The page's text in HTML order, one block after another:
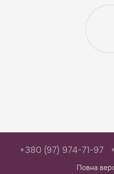
+380 (97) 974-71-97
Повна